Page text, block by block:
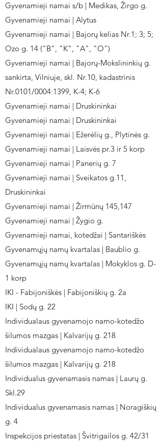
Gyvenamieji namai s/b | Medikas, Žirgo g.
Gyvenamieji namai | Alytus
Gyvenamieji namai | Bajorų kelias Nr.1; 3; 5;
Ozo g. 14 ("B", "K", "A", "O")
Gyvenamieji namai | Bajorų-Mokslininkių g.
sankirta, Vilniuje, skl. Nr.10, kadastrinis
Nr.0101/0004:1399, K-4; K-6
Gyvenamieji namai | Druskininkai
Gyvenamieji namai | Druskininkai
Gyvenamieji namai | Ežerėlių g., Plytinės g.
Gyvenamieji namai | Laisvės pr.3 ir 5 korp
Gyvenamieji namai | Panerių g. 7
Gyvenamieji namai | Sveikatos g.11,
Druskininkai
Gyvenamieji namai | Žirmūnų 145,147
Gyvenamieji namai | Žygio g.
Gyvenamieji namai, kotedžai | Santariškės
Gyvenamųjų namų kvartalas | Baublio g.
Gyvenamųjų namų kvartalas | Mokyklos g. D-
1 korp
IKI - Fabijoniškės | Fabijoniškių g. 2a
IKI | Sodų g. 22
Individualaus gyvenamojo namo-kotedžo
šilumos mazgas | Kalvarijų g. 218
Individualaus gyvenamojo namo-kotedžo
šilumos mazgas | Kalvarijų g. 218
Individualus gyvenamasis namas | Laurų g.
Skl.29
Individualus gyvenamasis namas | Noragiškių
g. 4
Inspekcijos priestatas | Švitrigailos g. 42/31